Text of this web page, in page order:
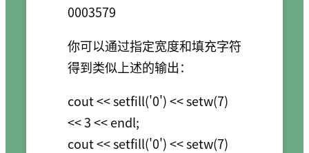
你可以通过指定宽度和填充字符
得到类似上述的输出：
cout << setfill('0') << setw(7)
<< 3 << endl;
cout << setfill('0') << setw(7)